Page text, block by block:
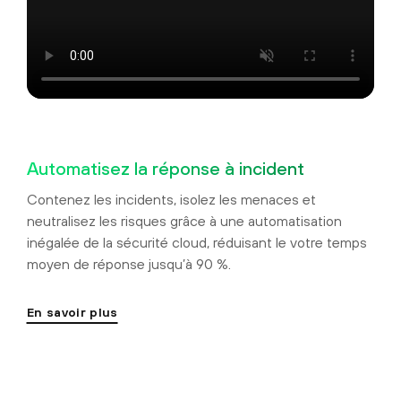
Automatisez la réponse à incident
Contenez les incidents, isolez les menaces et
neutralisez les risques grâce à une automatisation
inégalée de la sécurité cloud, réduisant le votre temps
moyen de réponse jusqu’à 90 %.
En savoir plus